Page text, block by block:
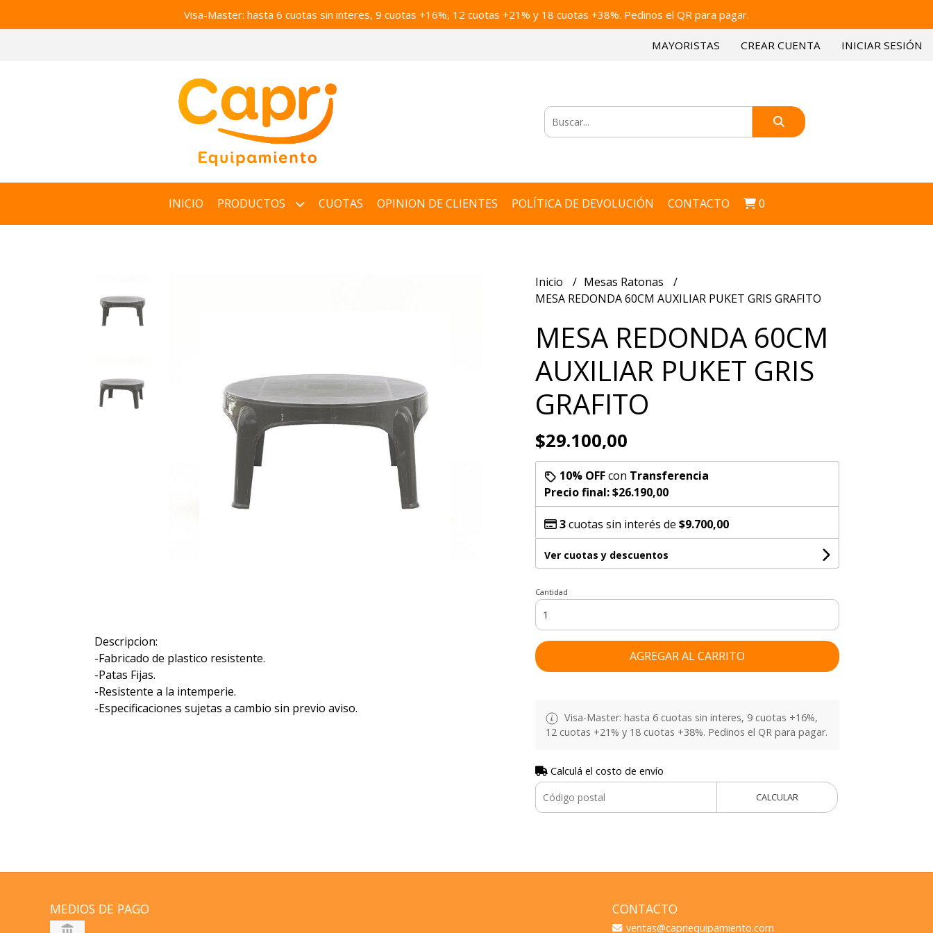
Visa-Master: hasta 6 cuotas sin interes, 9 cuotas +16%, 12 cuotas +21% y 18 cuotas +38%. Pedinos el QR para pagar.
MAYORISTAS CREAR CUENTA INICIAR SESIÓN
INICIO PRODUCTOS CUOTAS OPINION DE CLIENTES POLÍTICA DE DEVOLUCIÓN CONTACTO 0
Descripcion:
-Fabricado de plastico resistente.
-Patas Fijas.
-Resistente a la intemperie.
-Especificaciones sujetas a cambio sin previo aviso.
Inicio
Mesas Ratonas
MESA REDONDA 60CM AUXILIAR PUKET GRIS GRAFITO
MESA REDONDA 60CM
AUXILIAR PUKET GRIS
GRAFITO
$29.100,00
10% OFFcon Transferencia
Precio final:$26.190,00
3cuotas sin interés de $9.700,00
Ver cuotas y descuentos
Cantidad
AGREGAR AL CARRITO
Visa-Master: hasta 6 cuotas sin interes, 9 cuotas +16%,
12 cuotas +21% y 18 cuotas +38%. Pedinos el QR para pagar.
Calculá el costo de envío
CALCULAR
MEDIOS DE PAGO CONTACTO
ventas@capriequipamiento.com